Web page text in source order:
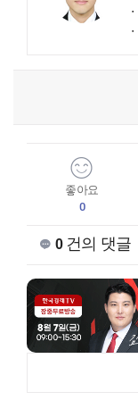
좋아요
0
0건의 댓글